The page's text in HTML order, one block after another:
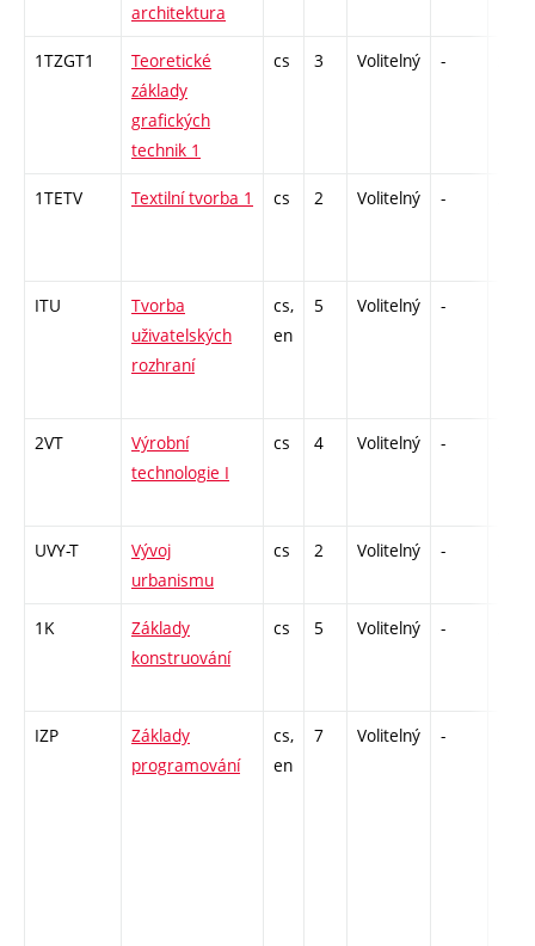
architektura
1TZGT1
Teoretické
základy
grafických
technik 1
cs 3 Volitelný -
1TETV Textilní tvorba 1 cs 2 Volitelný -
ITU
Tvorba
uživatelských
rozhraní
cs,
en
5 Volitelný -
2VT
Výrobní
technologie I
cs 4 Volitelný -
UVY-T
Vývoj
urbanismu
cs 2 Volitelný -
1K
Základy
konstruování
cs 5 Volitelný -
IZP
Základy
programování
cs,
en
7 Volitelný -